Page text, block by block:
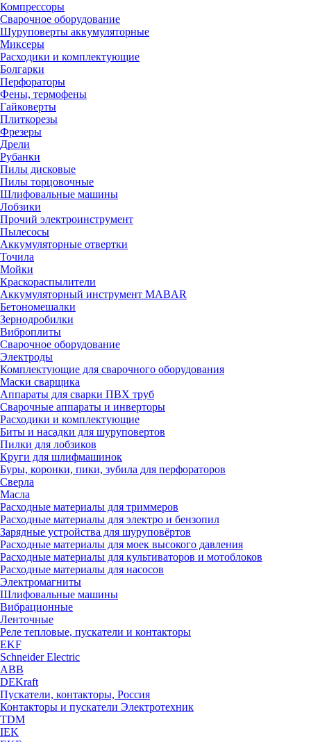
Компрессоры
Сварочное оборудование
Шуруповерты аккумуляторные
Миксеры
Расходики и комплектующие
Болгарки
Перфораторы
Фены, термофены
Гайковерты
Плиткорезы
Фрезеры
Дрели
Рубанки
Пилы дисковые
Пилы торцовочные
Шлифовальные машины
Лобзики
Прочий электроинструмент
Пылесосы
Аккумуляторные отвертки
Точила
Мойки
Краскораспылители
Аккумуляторный инструмент MABAR
Бетономешалки
Зернодробилки
Виброплиты
Сварочное оборудование
Электроды
Комплектующие для сварочного оборудования
Маски сварщика
Аппараты для сварки ПВХ труб
Сварочные аппараты и инверторы
Расходики и комплектующие
Биты и насадки для шуруповертов
Пилки для лобзиков
Круги для шлифмашинок
Буры, коронки, пики, зубила для перфораторов
Сверла
Масла
Расходные материалы для триммеров
Расходные материалы для электро и бензопил
Зарядные устройства для шуруповёртов
Расходные материалы для моек высокого давления
Расходные материалы для культиваторов и мотоблоков
Расходные материалы для насосов
Электромагниты
Шлифовальные машины
Вибрационные
Ленточные
Реле тепловые, пускатели и контакторы
EKF
Schneider Electric
ABB
DEKraft
Пускатели, контакторы, Россия
Контакторы и пускатели Электротехник
TDM
IEK